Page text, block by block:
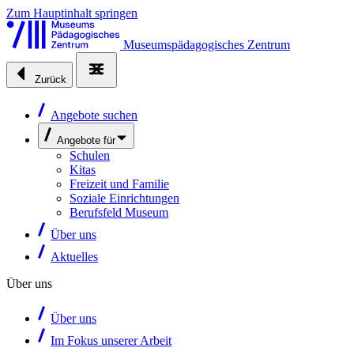
Zum Hauptinhalt springen
Museumspädagogisches Zentrum
Zurück
Angebote suchen
Angebote für
Schulen
Kitas
Freizeit und Familie
Soziale Einrichtungen
Berufsfeld Museum
Über uns
Aktuelles
Über uns
Über uns
Im Fokus unserer Arbeit